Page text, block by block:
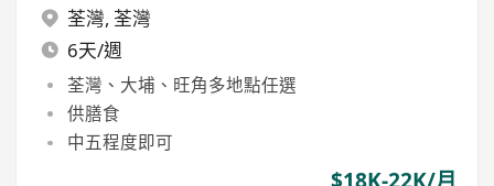
荃灣, 荃灣
6天/週
荃灣、大埔、旺角多地點任選
供膳食
中五程度即可